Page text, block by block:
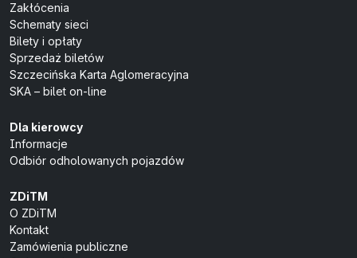
Zakłócenia
Schematy sieci
Bilety i opłaty
Sprzedaż biletów
Szczecińska Karta Aglomeracyjna
SKA – bilet on-line
Dla kierowcy
Informacje
Odbiór odholowanych pojazdów
ZDiTM
O ZDiTM
Kontakt
Zamówienia publiczne